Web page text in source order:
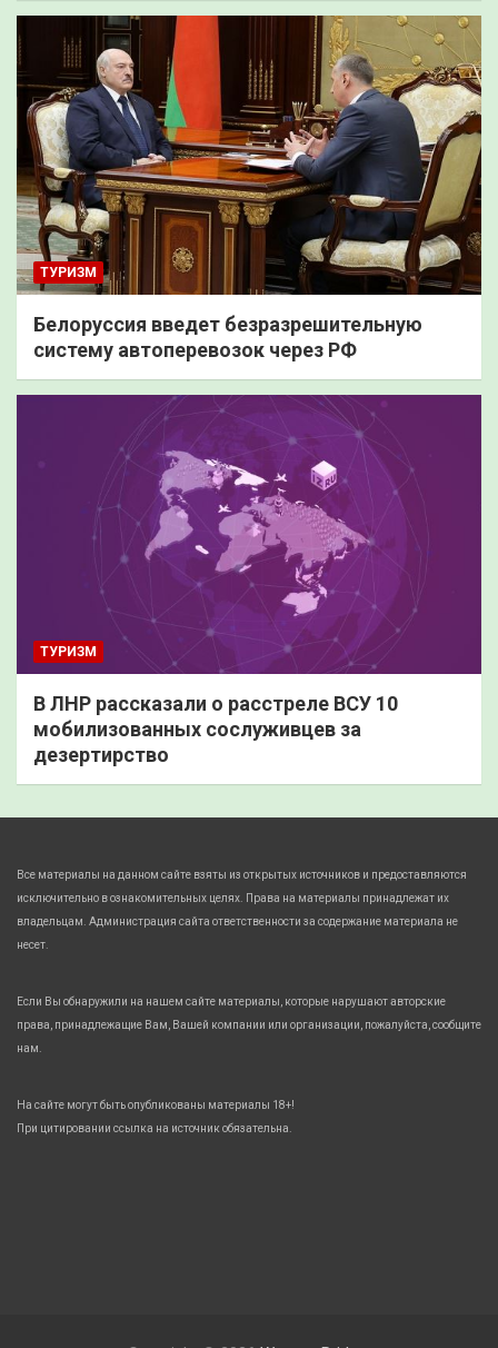
ТУРИЗМ
Белоруссия введет безразрешительную
систему автоперевозок через РФ
ТУРИЗМ
В ЛНР рассказали о расстреле ВСУ 10
мобилизованных сослуживцев за
дезертирство
Все материалы на данном сайте взяты из открытых источников и предоставляются
исключительно в ознакомительных целях. Права на материалы принадлежат их
владельцам. Администрация сайта ответственности за содержание материала не
несет.
Если Вы обнаружили на нашем сайте материалы, которые нарушают авторские
права, принадлежащие Вам, Вашей компании или организации, пожалуйста, сообщите
нам.
На сайте могут быть опубликованы материалы 18+!
При цитировании ссылка на источник обязательна.